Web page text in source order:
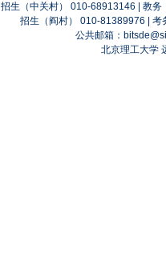
招生（中关村） 010-68913146 | 教
招生（阎村） 010-81389976 |
公共邮箱：
北京理工大学